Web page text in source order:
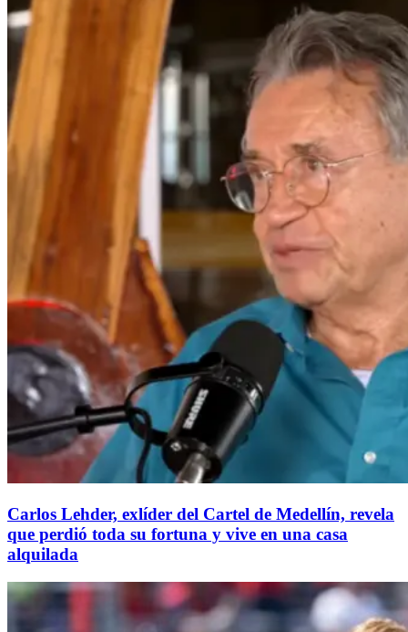
Carlos Lehder, exlíder del Cartel de Medellín, revela
que perdió toda su fortuna y vive en una casa
alquilada